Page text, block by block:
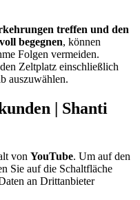
treffen und den
begegnen, können
Folgen vermeiden.
Zeltplatz einschließlich
auszuwählen.
| Shanti
von YouTube. Um auf den
Sie auf die Schaltfläche
an Drittanbieter